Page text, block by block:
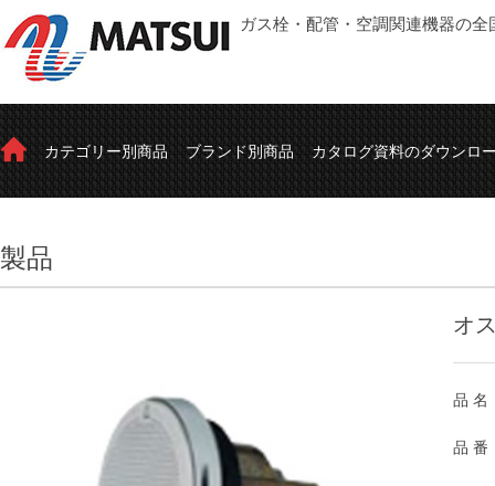
ガス栓・配管・空調関連機器の全
カテゴリー別商品 ブランド別商品 カタログ資料のダウンロ
製品
オ
品 名
品 番